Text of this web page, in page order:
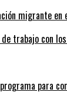
migrante en
trabajo con
para